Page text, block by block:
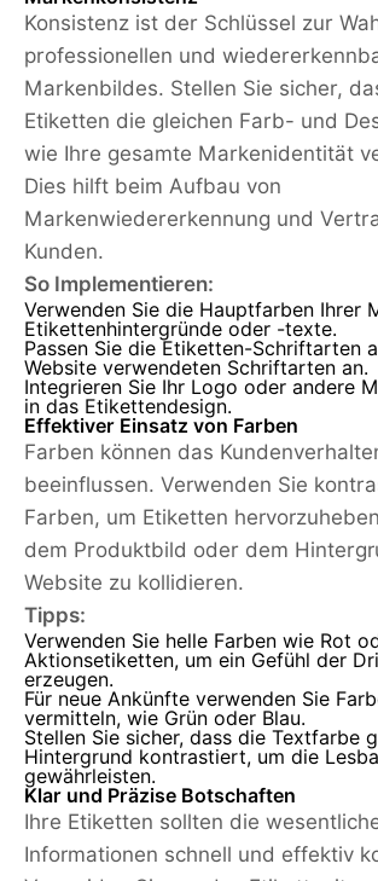
Konsistenz ist der Schlüssel zur
professionellen und
Markenbildes. Stellen Sie sicher,
Etiketten die gleichen Farb- und
wie Ihre gesamte Markenidentität
Dies hilft beim Aufbau von
Markenwiedererkennung und
Kunden.
So Implementieren:
Verwenden Sie die Hauptfarben Ihrer
Etikettenhintergründe oder -texte.
Passen Sie die Etiketten-Schriftarten
Website verwendeten Schriftarten an.
Integrieren Sie Ihr Logo oder andere
in das Etikettendesign.
Effektiver Einsatz von Farben
Farben können das
beeinflussen. Verwenden Sie
Farben, um Etiketten
dem Produktbild oder dem
Website zu kollidieren.
Tipps:
Verwenden Sie helle Farben wie Rot
Aktionsetiketten, um ein Gefühl der
erzeugen.
Für neue Ankünfte verwenden Sie
vermitteln, wie Grün oder Blau.
Stellen Sie sicher, dass die Textfarbe
Hintergrund kontrastiert, um die
gewährleisten.
Klar und Präzise Botschaften
Ihre Etiketten sollten die
Informationen schnell und effektiv